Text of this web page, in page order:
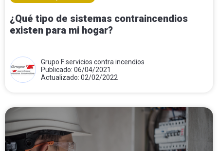
¿Qué tipo de sistemas contraincendios
existen para mi hogar?
Grupo F servicios contra incendios
Publicado: 06/04/2021
Actualizado: 02/02/2022